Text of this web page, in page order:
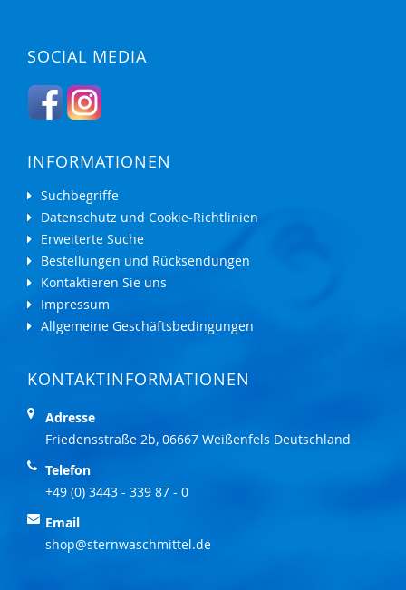
SOCIAL MEDIA
INFORMATIONEN
Suchbegriffe
Datenschutz und Cookie-Richtlinien
Erweiterte Suche
Bestellungen und Rücksendungen
Kontaktieren Sie uns
Impressum
Allgemeine Geschäftsbedingungen
KONTAKTINFORMATIONEN
Adresse
Friedensstraße 2b, 06667 Weißenfels Deutschland
Telefon
+49 (0) 3443 - 339 87 - 0
Email
shop@sternwaschmittel.de